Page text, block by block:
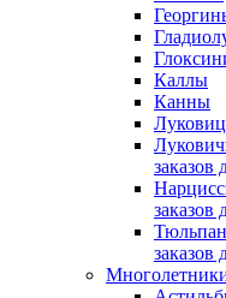
Каллы
Канны
заказов
заказов
заказов